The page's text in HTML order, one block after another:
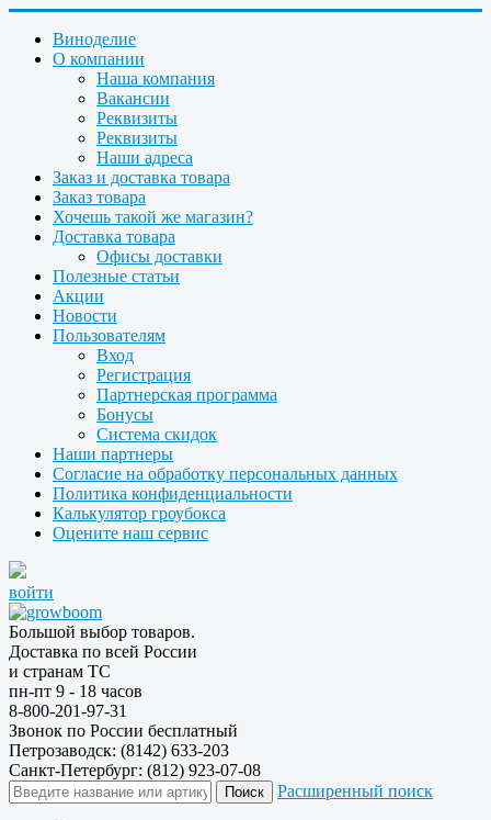
Виноделие
О компании
Наша компания
Вакансии
Реквизиты
Реквизиты
Наши адреса
Заказ и доставка товара
Заказ товара
Хочешь такой же магазин?
Доставка товара
Офисы доставки
Полезные статьи
Акции
Новости
Пользователям
Вход
Регистрация
Партнерская программа
Бонусы
Система скидок
Наши партнеры
Согласие на обработку персональных данных
Политика конфиденциальности
Калькулятор гроубокса
Оцените наш сервис
войти
Большой выбор товаров.
Доставка по всей России
и странам ТС
пн-пт 9 - 18 часов
8-800-201-97-31
Звонок по России бесплатный
Петрозаводск: (8142) 633-203
Санкт-Петербург: (812) 923-07-08
Расширенный поиск